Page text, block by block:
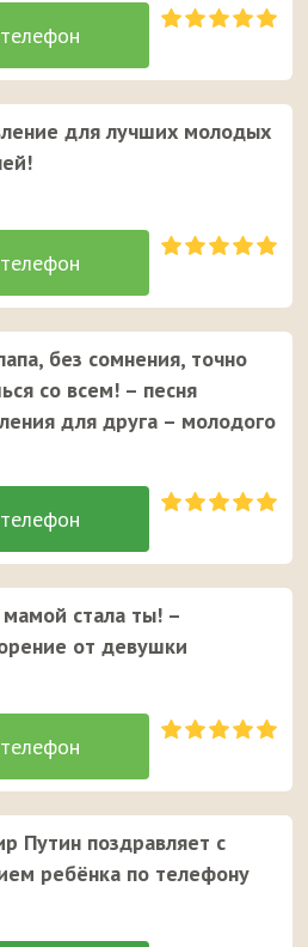
для лучших молодых
без сомнения, точно
со всем! – песня
для друга – молодого
мамой стала ты! –
от девушки
Путин поздравляет с
ребёнка по телефону